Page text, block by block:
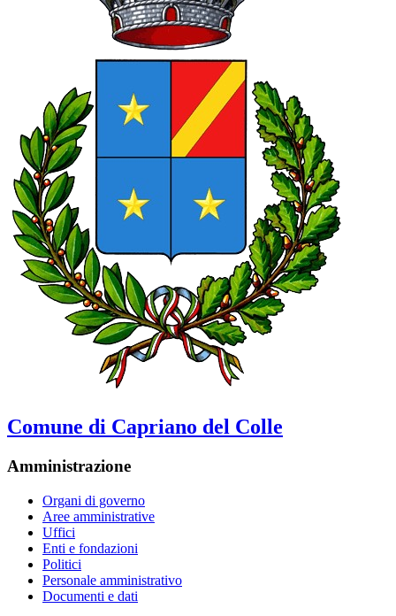
Comune di Capriano del Colle
Amministrazione
Organi di governo
Aree amministrative
Uffici
Enti e fondazioni
Politici
Personale amministrativo
Documenti e dati